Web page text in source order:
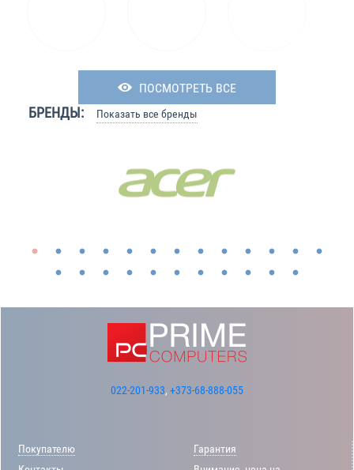
ПОСМОТРЕТЬ ВСЕ
БРЕНДЫ: Показать все бренды
022-201-933, +373-68-888-055
Покупателю
Гарантия